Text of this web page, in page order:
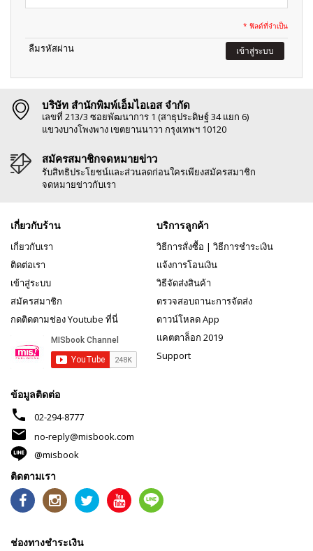
* ฟิลด์ที่จำเป็น
ลืมรหัสผ่าน เข้าสู่ระบบ
บริษัท สำนักพิมพ์เอ็มไอเอส จำกัด
เลขที่ 213/3 ซอยพัฒนาการ 1 (สาธุประดิษฐ์ 34 แยก 6)
แขวงบางโพงพาง เขตยานนาวา กรุงเทพฯ 10120
สมัครสมาชิกจดหมายข่าว
รับสิทธิประโยชน์และส่วนลดก่อนใครเพียงสมัครสมาชิก
จดหมายข่าวกับเรา
เกี่ยวกับร้าน
เกี่ยวกับเรา
ติดต่อเรา
เข้าสู่ระบบ
สมัครสมาชิก
กดติดตามช่อง Youtube ที่นี่
บริการลูกค้า
วิธีการสั่งซื้อ | วิธีการชำระเงิน
แจ้งการโอนเงิน
วิธีจัดส่งสินค้า
ตรวจสอบถานะการจัดส่ง
ดาวน์โหลด App
แคตตาล็อก 2019
Support
ข้อมูลติดต่อ
phone 02-294-8777
mail
no-reply@misbook.com
@misbook
ติดตามเรา
ช่องทางชำระเงิน